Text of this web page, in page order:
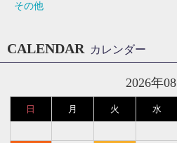
その他
CALENDAR カレンダー
2026年08
日 月 火 水